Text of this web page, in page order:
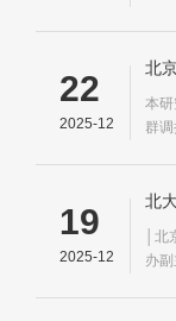
22
2025-12
北
谢
本
群
代
19
2025-12
北
揭
│
办